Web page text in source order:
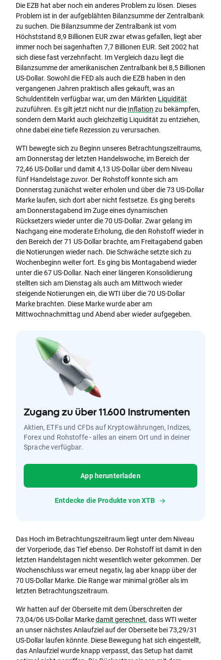
Die EZB hat aber noch ein anderes Problem zu lösen. Dieses
Problem ist in der aufgeblähten Bilanzsumme der Zentralbank
zu suchen. Die Bilanzsumme der Zentralbank ist vom
Höchststand 8,9 Billionen EUR zwar etwas gefallen, liegt aber
immer noch bei sagenhaften 7,7 Billionen EUR. Seit 2002 hat
sich diese fast verzehnfacht. Im Vergleich dazu liegt die
Bilanzsumme der amerikanischen Zentralbank bei 8,5 Billionen
US-Dollar. Sowohl die FED als auch die EZB haben in den
vergangenen Jahren praktisch alles gekauft, was an
Schuldentiteln verfügbar war, um den Märkten Liquidität
zuzuführen. Es gilt jetzt nicht nur die Inflation zu bekämpfen,
sondern dem Markt auch gleichzeitig Liquidität zu entziehen,
ohne dabei eine tiefe Rezession zu verursachen.
WTI bewegte sich zu Beginn unseres Betrachtungszeitraums,
am Donnerstag der letzten Handelswoche, im Bereich der
72,46 US-Dollar und damit 4,13 US-Dollar über dem Niveau
fünf Handelstage zuvor. Der Rohstoff konnte sich am
Donnerstag zunächst weiter erholen und über die 73 US-Dollar
Marke laufen, sich dort aber nicht festsetze. Es ging bereits
am Donnerstagabend im Zuge eines dynamischen
Rücksetzers wieder unter die 70 US-Dollar. Zwar gelang im
Nachgang eine moderate Erholung, die den Rohstoff wieder in
den Bereich der 71 US-Dollar brachte, am Freitagabend gaben
die Notierungen wieder nach. Die Schwäche setzte sich zu
Wochenbeginn weiter fort. Es ging bis Montagabend wieder
unter die 67 US-Dollar. Nach einer längeren Konsolidierung
stellten sich am Dienstag als auch am Mittwoch wieder
steigende Notierungen ein, die WTI über die 70 US-Dollar
Marke brachten. Diese Marke wurde aber am
Mittwochnachmittag und Abend aber wieder aufgegeben.
Zugang zu über 11.600 Instrumenten
Aktien, ETFs und CFDs auf Kryptowährungen, Indizes,
Forex und Rohstoffe - alles an einem Ort und in deiner
Sprache verfügbar.
App herunterladen
Entdecke die Produkte von XTB
Das Hoch im Betrachtungszeitraum liegt unter dem Niveau
der Vorperiode, das Tief ebenso. Der Rohstoff ist damit in den
letzten Handelstagen nicht wesentlich weiter gekommen. Der
Wochenschluss war erneut negativ, lag aber knapp über der
70 US-Dollar Marke. Die Range war minimal größer als im
letzten Betrachtungszeitraum.
Wir hatten auf der Oberseite mit dem Überschreiten der
73,04/06 US-Dollar Markedamit gerechnet, dass WTI weiter
an unser nächstes Anlaufziel auf der Oberseite bei 73,29/31
US-Dollar laufen könnte. Diese Bewegung hat sich eingestellt,
das Anlaufziel wurde knapp verpasst, das Setup hat damit